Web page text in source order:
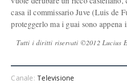
casa il commissario Juve (Luis de
proteggerlo ma i guai sono appena
Tutti i diritti riservati ©2012 Lucius
Canale: Televisione